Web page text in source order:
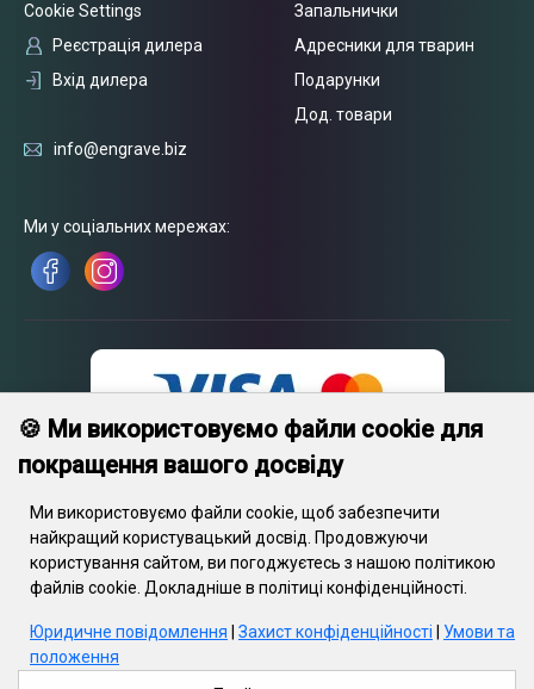
Cookie Settings
Реєстрація дилера
Вхід дилера
Запальнички
Адресники для тварин
Подарунки
Дод. товари
info@engrave.biz
Ми у соціальних мережах:
© 2026 Engrave. Усі права захищені.Текст, зображення, графіка,
відеофайли та їхнє компонування захищені авторським правом
та іншими положеннями про захист інтелектуальної власності.
Дані об’єкти не можуть копіюватися з метою комерційного
використання або поширення, модифікуватися або публікуватися
🍪 Ми використовуємо файли cookie для
покращення вашого досвіду
Ми використовуємо файли cookie, щоб забезпечити
найкращий користувацький досвід. Продовжуючи
користування сайтом, ви погоджуєтесь з нашою політикою
файлів cookie. Докладніше в політиці конфіденційності.
Юридичне повідомлення Захист конфіденційності
Умови та
положення